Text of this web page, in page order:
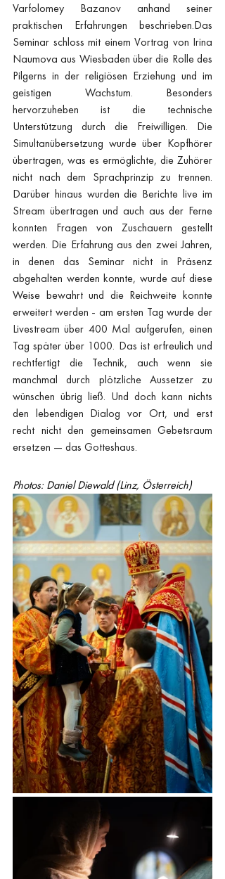
Varfolomey Bazanov anhand seiner
praktischen Erfahrungen beschrieben.Das
Seminar schloss mit einem Vortrag von Irina
Naumova aus Wiesbaden über die Rolle des
Pilgerns in der religiösen Erziehung und im
geistigen Wachstum. Besonders
hervorzuheben ist die technische
Unterstützung durch die Freiwilligen. Die
Simultanübersetzung wurde über Kopfhörer
übertragen, was es ermöglichte, die Zuhörer
nicht nach dem Sprachprinzip zu trennen.
Darüber hinaus wurden die Berichte live im
Stream übertragen und auch aus der Ferne
konnten Fragen von Zuschauern gestellt
werden. Die Erfahrung aus den zwei Jahren,
in denen das Seminar nicht in Präsenz
abgehalten werden konnte, wurde auf diese
Weise bewahrt und die Reichweite konnte
erweitert werden - am ersten Tag wurde der
Livestream über 400 Mal aufgerufen, einen
Tag später über 1000. Das ist erfreulich und
rechtfertigt die Technik, auch wenn sie
manchmal durch plötzliche Aussetzer zu
wünschen übrig ließ. Und doch kann nichts
den lebendigen Dialog vor Ort, und erst
recht nicht den gemeinsamen Gebetsraum
ersetzen — das Gotteshaus.
Photos: Daniel Diewald (Linz, Österreich)